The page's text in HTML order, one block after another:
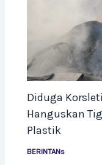
Diduga
Hanguskan
Plastik
BERINTANs